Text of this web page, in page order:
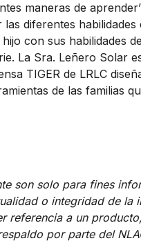
maneras de
diferentes
con sus habilidades
La Sra. Leñero Solar
TIGER de LRLC
de las familias
son solo para fines
o integridad de la
referencia a un
por parte del